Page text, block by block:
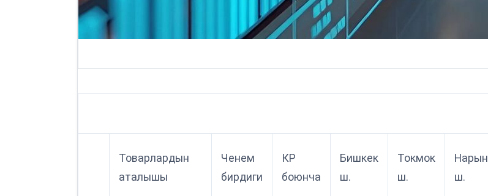
Товарлардын
аталышы
Ченем
бирдиги
КР
боюнча
Бишкек
ш.
Токмок
ш.
Нарын
ш.